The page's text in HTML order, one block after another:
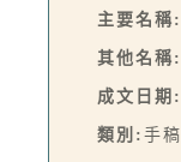
主要名稱:
其他名稱:
成文日期:
類別: 手稿